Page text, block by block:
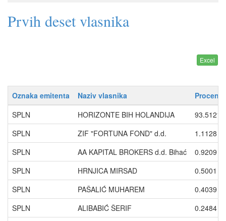
Prvih deset vlasnika
Oznaka emitenta Naziv vlasnika
Procenti
SPLN
HORIZONTE BIH HOLANDIJA
93.5121
SPLN
ZIF "FORTUNA FOND" d.d.
1.1128
SPLN
AA KAPITAL BROKERS d.d. Bihać
0.9209
SPLN
HRNJICA MIRSAD
0.5001
SPLN
PAŠALIĆ MUHAREM
0.4039
SPLN
ALIBABIĆ ŠERIF
0.2484